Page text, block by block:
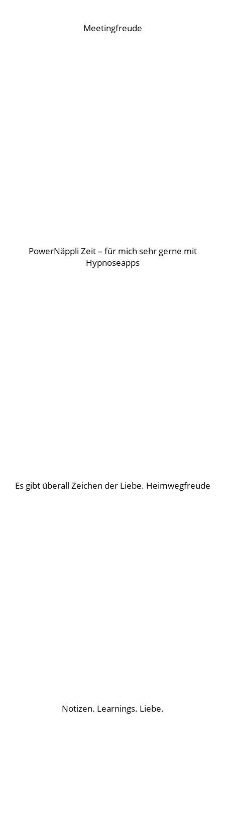
Meetingfreude
PowerNäppli Zeit – für mich sehr gerne mit
Hypnoseapps
Es gibt überall Zeichen der Liebe. Heimwegfreude
Notizen. Learnings. Liebe.